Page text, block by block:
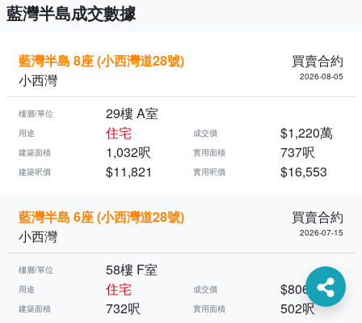
藍灣半島成交數據
藍灣半島 8座 (小西灣道28號)
買賣合約
小西灣
2026-08-05
樓層/單位 29樓 A室
用途 住宅 成交價 $1,220萬
建築面積 1,032呎 實用面積 737呎
建築呎價 $11,821 實用呎價 $16,553
藍灣半島 6座 (小西灣道28號)
買賣合約
小西灣
2026-07-15
樓層/單位 58樓 F室
用途 住宅 成交價 $806萬
建築面積 732呎 實用面積 502呎